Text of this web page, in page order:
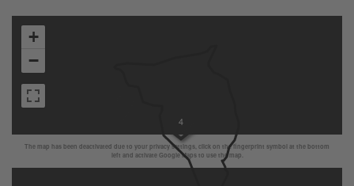
The map has been deactivated due to your privacy settings, click on the fingerprint symbol at the bottom
left and activate Google Maps to use the map.
4
+
−